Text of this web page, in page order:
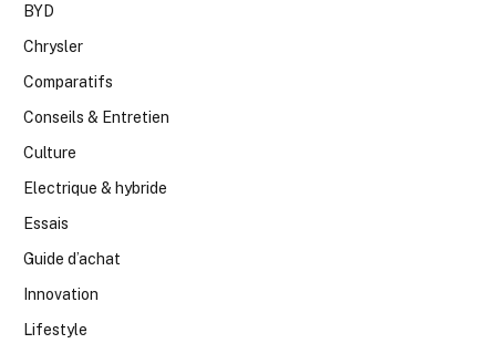
BYD
Chrysler
Comparatifs
Conseils & Entretien
Culture
Electrique & hybride
Essais
Guide d’achat
Innovation
Lifestyle